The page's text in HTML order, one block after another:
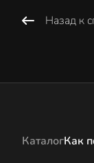
Назад к
КаталогКак